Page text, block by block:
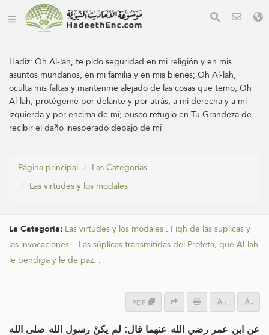
Hadiz:Oh Al-lah, te pido seguridad en mi religión y en mis
asuntos mundanos, en mi familia y en mis bienes; Oh Al-lah,
oculta mis faltas y mantenme alejado de las cosas que temo; Oh
Al-lah, protégeme por delante y por atrás, a mi derecha y a mi
izquierda y por encima de mí; busco refugio en Tu Grandeza de
recibir el daño inesperado debajo de mí
Página principal
Las Categorías
Las virtudes y los modales
La Categoría: Las virtudes y los modales . Fiqh de las súplicas y
las invocaciones. . Las súplicas transmitidas del Profeta, que Al-lah
le bendiga y le dé paz. .
PDF + -
عن ابن عمر رضي الله عنهما قال: لم يكنْ رسول الله صلى الله